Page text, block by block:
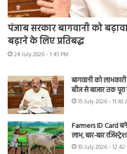
पंजाब सरकार बागवानी को
बढ़ाने के लिए प्रतिबद्ध
24 July 2026 - 1:45 PM
बागवानी को
बीज से बाजार तक
15 July 2026 - 11:43
Farmers ID Card
लाभ, बार-बार
10 July 2026 - 12:42